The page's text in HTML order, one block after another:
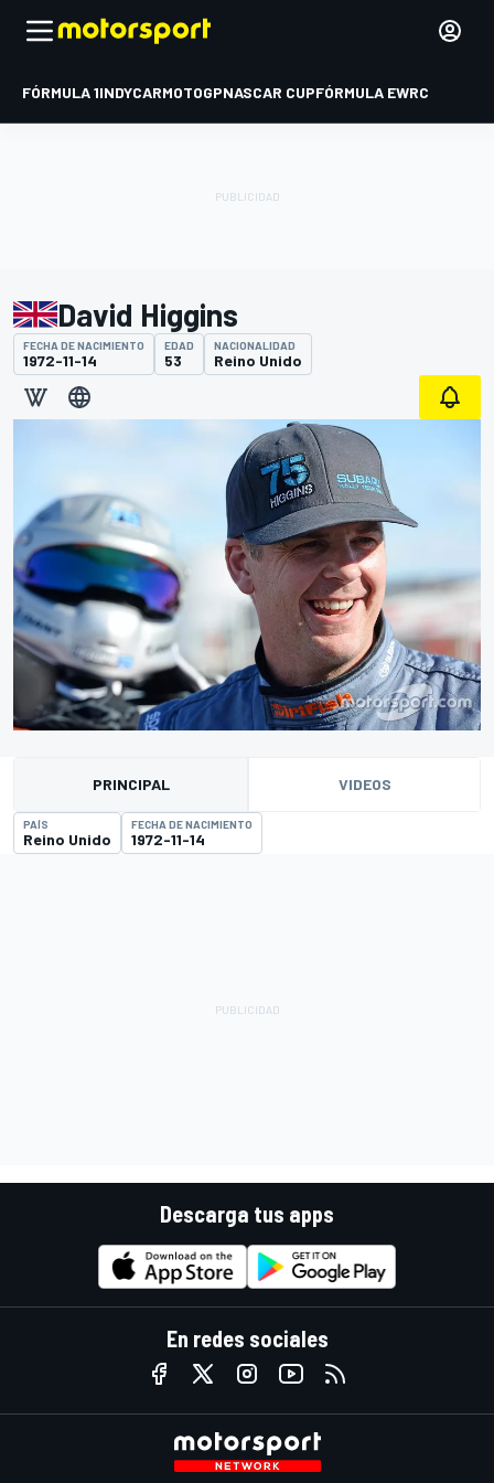
FÓRMULA 1INDYCARMOTOGPNASCAR CUPFÓRMULA EWRC
David Higgins
FECHA DE NACIMIENTO
1972-11-14
EDAD
53
NACIONALIDAD
Reino Unido
PRINCIPAL VIDEOS
PAÍS
Reino Unido
FECHA DE NACIMIENTO
1972-11-14
Descarga tus apps
En redes sociales